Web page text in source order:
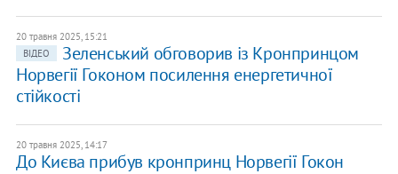
20 травня 2025, 15:21
ВІДЕО
Зеленський обговорив із Кронпринцом
Норвегії Гоконом посилення енергетичної
стійкості
20 травня 2025, 14:17
До Києва прибув кронпринц Норвегії Гокон